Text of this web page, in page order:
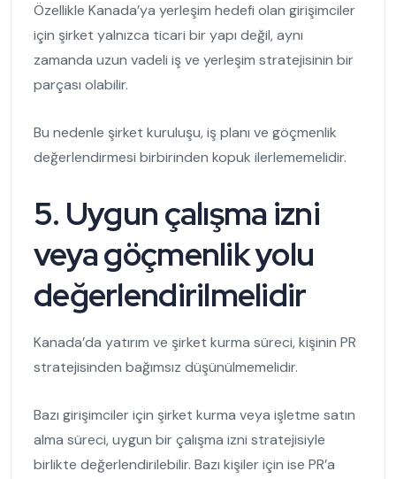
Özellikle Kanada’ya yerleşim hedefi olan girişimciler
için şirket yalnızca ticari bir yapı değil, aynı
zamanda uzun vadeli iş ve yerleşim stratejisinin bir
parçası olabilir.
Bu nedenle şirket kuruluşu, iş planı ve göçmenlik
değerlendirmesi birbirinden kopuk ilerlememelidir.
5. Uygun çalışma izni
veya göçmenlik yolu
değerlendirilmelidir
Kanada’da yatırım ve şirket kurma süreci, kişinin PR
stratejisinden bağımsız düşünülmemelidir.
Bazı girişimciler için şirket kurma veya işletme satın
alma süreci, uygun bir çalışma izni stratejisiyle
birlikte değerlendirilebilir. Bazı kişiler için ise PR’a